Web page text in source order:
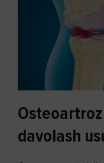
davolash